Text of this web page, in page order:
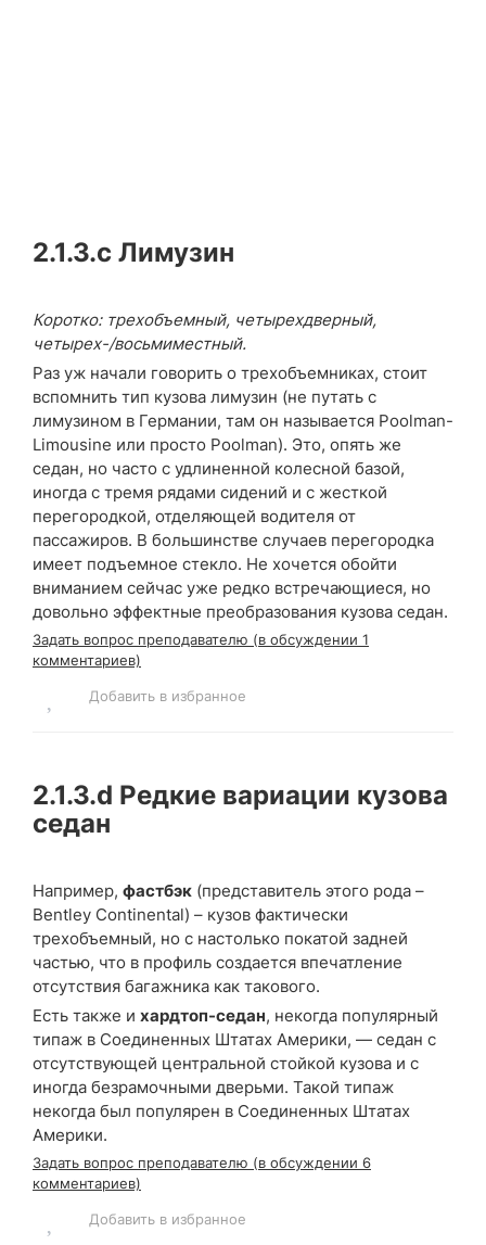
2.1.3.c Лимузин
Коротко: трехобъемный, четырехдверный,
четырех-/восьмиместный.
Раз уж начали говорить о трехобъемниках, стоит
вспомнить тип кузова лимузин (не путать с
лимузином в Германии, там он называется Poolman-
Limousine или просто Poolman). Это, опять же
седан, но часто с удлиненной колесной базой,
иногда с тремя рядами сидений и с жесткой
перегородкой, отделяющей водителя от
пассажиров. В большинстве случаев перегородка
имеет подъемное стекло. Не хочется обойти
вниманием сейчас уже редко встречающиеся, но
довольно эффектные преобразования кузова седан.
Задать вопрос преподавателю (в обсуждении 1
комментариев)
Добавить в избранное
2.1.3.d Редкие вариации кузова
седан
Например, фастбэк (представитель этого рода –
Bentley Continental) – кузов фактически
трехобъемный, но с настолько покатой задней
частью, что в профиль создается впечатление
отсутствия багажника как такового.
Есть также и хардтоп-седан, некогда популярный
типаж в Соединенных Штатах Америки, — седан с
отсутствующей центральной стойкой кузова и с
иногда безрамочными дверьми. Такой типаж
некогда был популярен в Соединенных Штатах
Америки.
Задать вопрос преподавателю (в обсуждении 6
комментариев)
Добавить в избранное